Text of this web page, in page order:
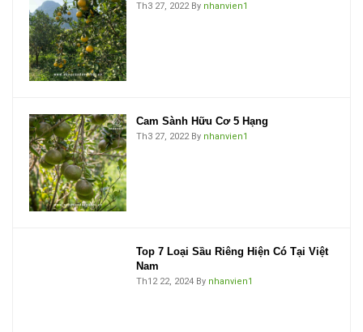
Th3 27, 2022 By nhanvien1
Cam Sành Hữu Cơ 5 Hạng
Th3 27, 2022 By nhanvien1
Top 7 Loại Sầu Riêng Hiện Có Tại Việt
Nam
Th12 22, 2024 By nhanvien1